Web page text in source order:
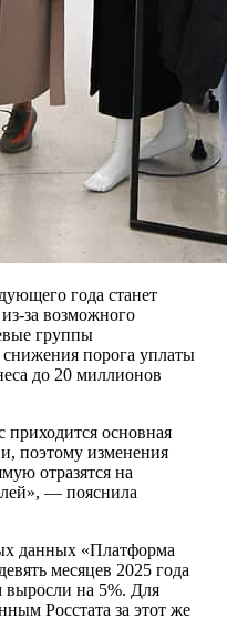
года станет
за возможного
группы
снижения порога уплаты
до 20 миллионов
основная
поэтому изменения
отразятся на
— пояснила
данных «Платформа
месяцев 2025 года
выросли на 5%. Для
Росстата за этот же